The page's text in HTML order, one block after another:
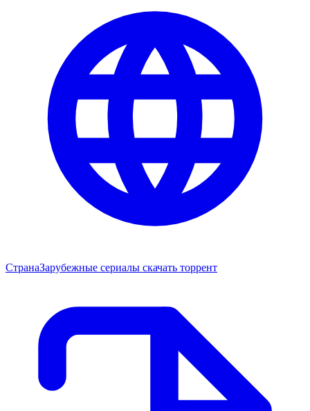
СтранаЗарубежные сериалы скачать торрент